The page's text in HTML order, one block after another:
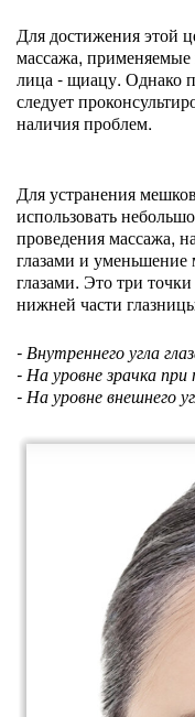
Для достижения этой
массажа,
лица - щиацу. Однако
следует
наличия проблем.
Для устранения
использовать
проведения массажа,
глазами и уменьшение
глазами. Это три
нижней части
- Внутреннего угла
- На уровне зрачка при
- На уровне внешнего